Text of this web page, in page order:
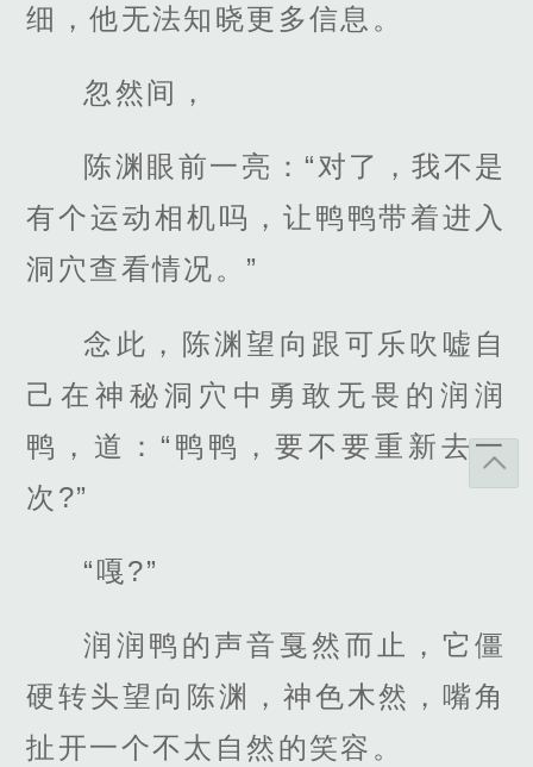
细，他无法知晓更多信息。
忽然间，
陈渊眼前一亮：“对了，我不是
有个运动相机吗，让鸭鸭带着进入
洞穴查看情况。”
念此，陈渊望向跟可乐吹嘘自
己在神秘洞穴中勇敢无畏的润润
鸭，道：“鸭鸭，要不要重新去一
次?”
“嘎?”
润润鸭的声音戛然而止，它僵
硬转头望向陈渊，神色木然，嘴角
扯开一个不太自然的笑容。